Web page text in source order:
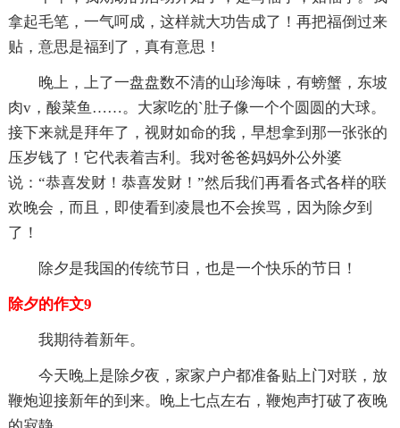
拿起毛笔，一气呵成，这样就大功告成了！再把福倒过来
贴，意思是福到了，真有意思！
晚上，上了一盘盘数不清的山珍海味，有螃蟹，东坡
肉v，酸菜鱼……。大家吃的`肚子像一个个圆圆的大球。
接下来就是拜年了，视财如命的我，早想拿到那一张张的
压岁钱了！它代表着吉利。我对爸爸妈妈外公外婆
说：“恭喜发财！恭喜发财！”然后我们再看各式各样的联
欢晚会，而且，即使看到凌晨也不会挨骂，因为除夕到
了！
除夕是我国的传统节日，也是一个快乐的节日！
除夕的作文9
我期待着新年。
今天晚上是除夕夜，家家户户都准备贴上门对联，放
鞭炮迎接新年的到来。晚上七点左右，鞭炮声打破了夜晚